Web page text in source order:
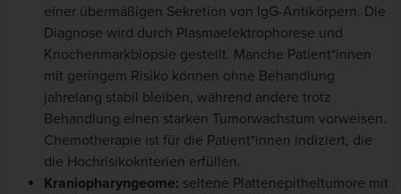
einer übermäßigen Sekretion von IgG-Antikörpern. Die
Diagnose wird durch Plasmaelektrophorese und
Knochenmarkbiopsie gestellt. Manche Patient*innen
mit geringem Risiko können ohne Behandlung
jahrelang stabil bleiben, während andere trotz
Behandlung einen starken Tumorwachstum vorweisen.
Chemotherapie ist für die Patient*innen indiziert, die
die Hochrisikokriterien erfüllen.
Kraniopharyngeome: seltene Plattenepitheltumore mit